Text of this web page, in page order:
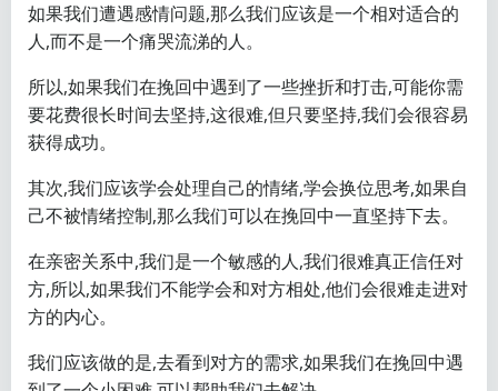
如果我们遭遇感情问题,那么我们应该是一个相对适合的
人,而不是一个痛哭流涕的人。
所以,如果我们在挽回中遇到了一些挫折和打击,可能你需
要花费很长时间去坚持,这很难,但只要坚持,我们会很容易
获得成功。
其次,我们应该学会处理自己的情绪,学会换位思考,如果自
己不被情绪控制,那么我们可以在挽回中一直坚持下去。
在亲密关系中,我们是一个敏感的人,我们很难真正信任对
方,所以,如果我们不能学会和对方相处,他们会很难走进对
方的内心。
我们应该做的是,去看到对方的需求,如果我们在挽回中遇